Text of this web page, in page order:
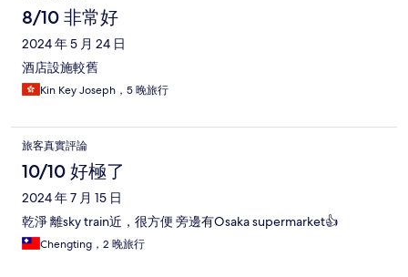
8/10 非常好
2024 年 5 月 24 日
酒店設施較舊
Kin Key Joseph，5 晚旅行
旅客真實評論
10/10 好極了
2024 年 7 月 15 日
乾淨 離sky train近，很方便 旁邊有Osaka supermarket👍
Chengting，2 晚旅行